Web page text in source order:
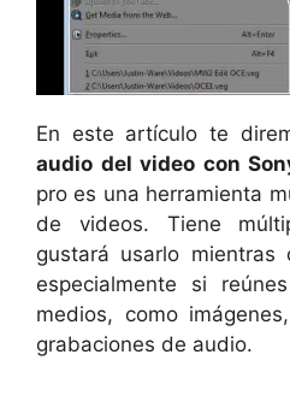
En este artículo te
audio del video con
pro es una herramienta
de videos. Tiene
gustará usarlo
especialmente si
medios, como
grabaciones de audio.